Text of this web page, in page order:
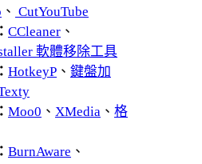
、 CutYouTube
CCleaner 、
軟體移除工具
HotkeyP 、 鍵盤加
Moo0 、 XMedia 、 格
BurnAware 、